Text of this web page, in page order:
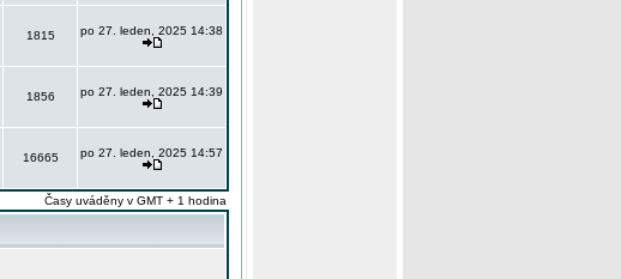
1815 po 27. leden, 2025 14:38
1856 po 27. leden, 2025 14:39
16665 po 27. leden, 2025 14:57
Časy uváděny v GMT + 1 hodina